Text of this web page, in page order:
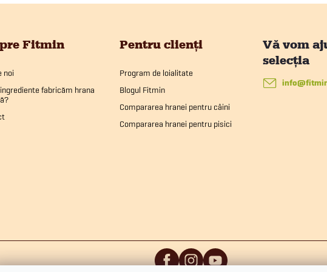
Fitmin
noi
fabricăm hrana
Pentru clienți
Program de loialitate
Blogul Fitmin
Compararea hranei pentru câini
Compararea hranei pentru pisici
info@